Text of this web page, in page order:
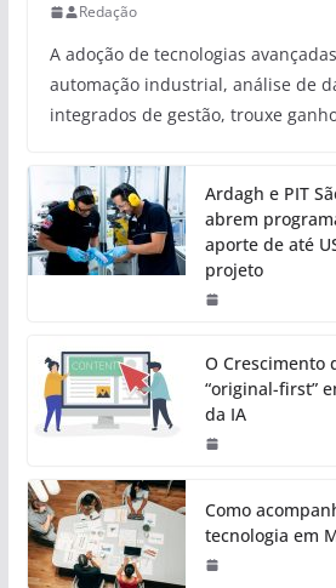
Redação
A adoção de tecnologias
automação industrial, análise de
integrados de gestão, trouxe
Ardagh e PIT
abrem
aporte de até
projeto
O Crescimento
“original-first”
da IA
Como
tecnologia em